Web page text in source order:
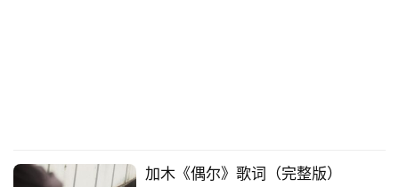
加木《偶尔》歌词（完整版）